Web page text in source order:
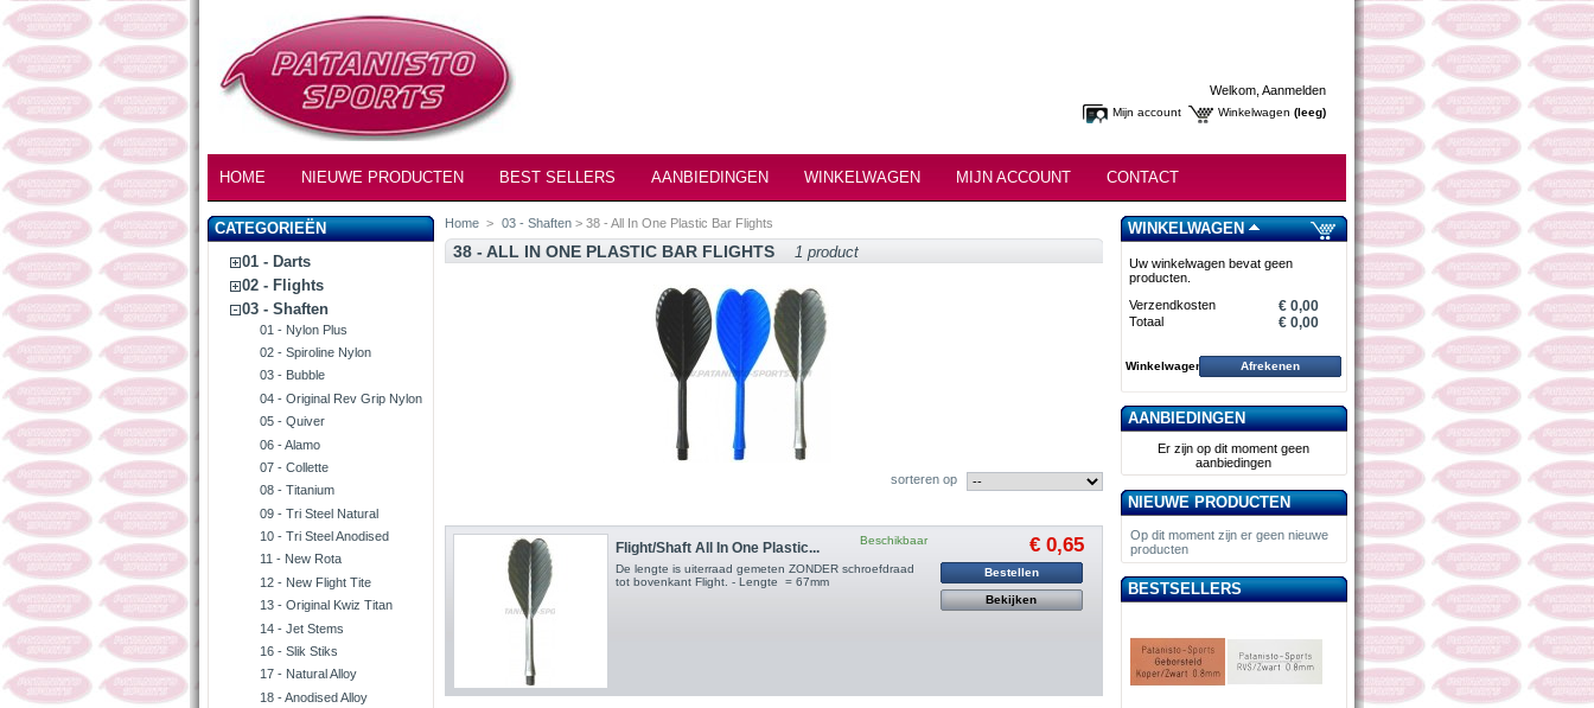
Welkom, Aanmelden
Winkelwagen (leeg)
Mijn account
HOME NIEUWE PRODUCTEN BEST SELLERS AANBIEDINGEN WINKELWAGEN MIJN ACCOUNT CONTACT
CATEGORIEËN
01 - Darts
02 - Flights
03 - Shaften
01 - Nylon Plus
02 - Spiroline Nylon
03 - Bubble
04 - Original Rev Grip Nylon
05 - Quiver
06 - Alamo
07 - Collette
08 - Titanium
09 - Tri Steel Natural
10 - Tri Steel Anodised
11 - New Rota
12 - New Flight Tite
13 - Original Kwiz Titan
14 - Jet Stems
16 - Slik Stiks
17 - Natural Alloy
18 - Anodised Alloy
Home > 03 - Shaften> 38 - All In One Plastic Bar Flights
38 - ALL IN ONE PLASTIC BAR FLIGHTS 1 product
sorteren op
Beschikbaar
Flight/Shaft All In One Plastic...
De lengte is uiterraad gemeten ZONDER schroefdraad
tot bovenkant Flight. - Lengte = 67mm
€ 0,65
Bestellen
Bekijken
WINKELWAGEN
Uw winkelwagen bevat geen
producten.
Verzendkosten
€ 0,00
Totaal € 0,00
Winkelwagen Afrekenen
AANBIEDINGEN
Er zijn op dit moment geen
aanbiedingen
NIEUWE PRODUCTEN
Op dit moment zijn er geen nieuwe
producten
BESTSELLERS